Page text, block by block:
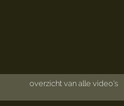
overzicht van alle video's